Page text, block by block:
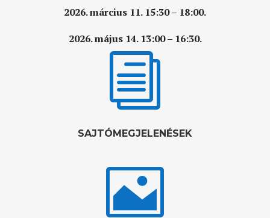
2026. március 11. 15:30 – 18:00.
2026. május 14. 13:00 – 16:30.
i
SAJTÓMEGJELENÉSEK
